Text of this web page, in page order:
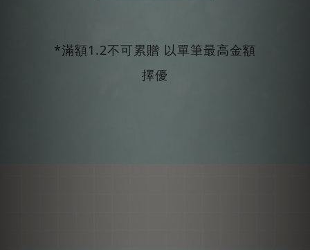
*滿額1.2不可累贈 以單筆最高金額
擇優